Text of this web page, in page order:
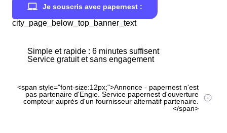
Je souscris avec papernest :
city_page_below_top_banner_text
Simple et rapide : 6 minutes suffisent
Service gratuit et sans engagement
<span style="font-size:12px;">Annonce - papernest n'est
pas partenaire d'Engie. Service papernest d'ouverture
compteur auprès d'un fournisseur alternatif partenaire.
</span>